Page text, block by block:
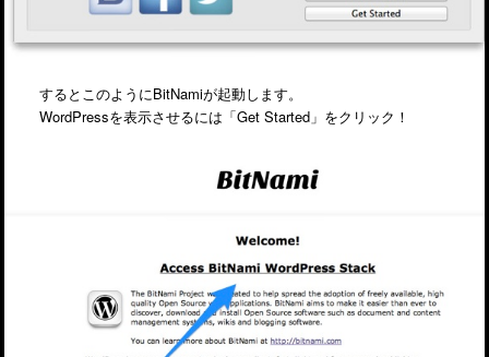
するとこのようにBitNamiが起動します。
WordPressを表示させるには「Get Started」をクリック！